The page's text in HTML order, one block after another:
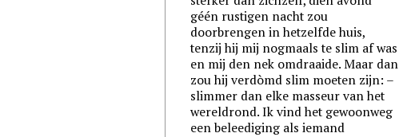
géén rustigen nacht zou
doorbrengen in hetzelfde huis,
tenzij hij mij nogmaals te slim af was
en mij den nek omdraaide. Maar dan
zou hij verdòmd slim moeten zijn: –
slimmer dan elke masseur van het
wereldrond. Ik vind het gewoonweg
een beleediging als iemand